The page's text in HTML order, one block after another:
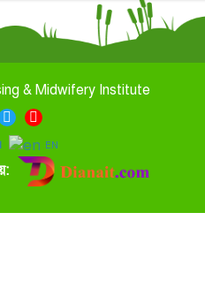
& Midwifery Institute
EN